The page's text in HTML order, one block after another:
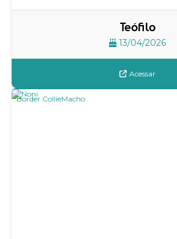
Teófilo
13/04/2026
Acessar
Border CollieMacho